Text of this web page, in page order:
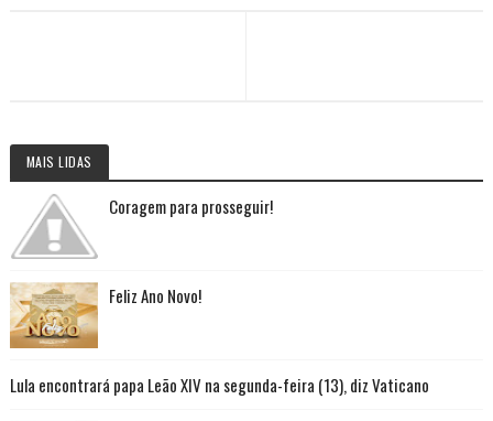
MAIS LIDAS
Coragem para prosseguir!
Feliz Ano Novo!
Lula encontrará papa Leão XIV na segunda-feira (13), diz Vaticano